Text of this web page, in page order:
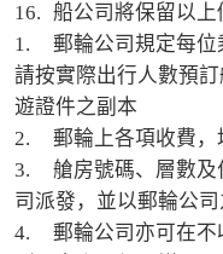
16.	船公司將保留以上優惠之最終決定權。郵輪備註:
1.	郵輪公司規定每位乘客必須佔床，包括兒童及嬰兒，
請按實際出行人數預
遊證件之副本
2.	郵輪上各項收費，均以港幣結算，敬請注意。
3.	艙房號碼、層數及位置將於辦理登船手續時由郵輪公
司派發，並以郵輪公司
4.	郵輪公司亦可在不收取額外費用下提升艙房至較高級